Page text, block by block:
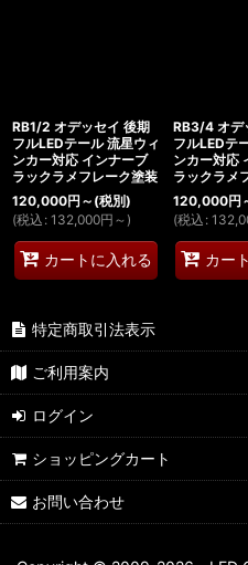
RB1/2 オデッセイ 後期
フルLEDテール 流星ウィ
ンカー対応 インナーブ
ラックラメフレーク塗装
120,000円 ～ (税別)
(税込 : 132,000円 ～)
カートに入れる
RB3/4 オデ
フルLEDテ
ンカー対応
ラックラメ
120,000円
(税込 :
カー
特定商取引法表示
ご利用案内
ログイン
ショッピングカート
お問い合わせ